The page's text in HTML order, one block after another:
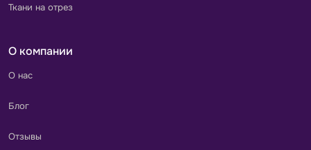
Ткани на отрез
О компании
О нас
Блог
Отзывы